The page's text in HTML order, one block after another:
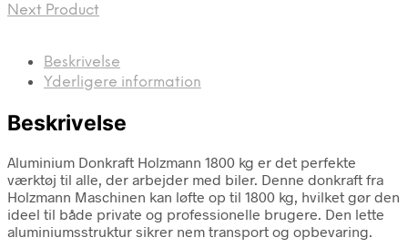
Next Product
Beskrivelse
Yderligere information
Beskrivelse
Aluminium Donkraft Holzmann 1800 kg er det perfekte
værktøj til alle, der arbejder med biler. Denne donkraft fra
Holzmann Maschinen kan løfte op til 1800 kg, hvilket gør den
ideel til både private og professionelle brugere. Den lette
aluminiumsstruktur sikrer nem transport og opbevaring.